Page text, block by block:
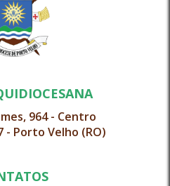
964 - Centro
- Porto Velho (RO)